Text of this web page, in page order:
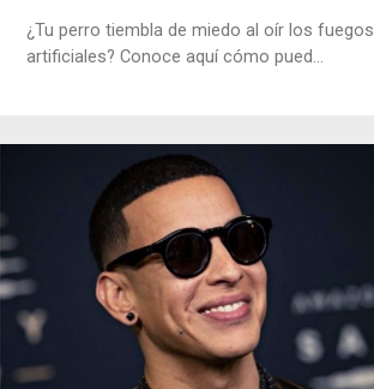
¿Tu perro tiembla de miedo al oír los fuegos
artificiales? Conoce aquí cómo pued...